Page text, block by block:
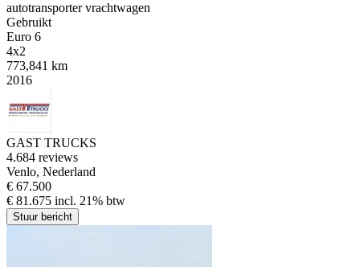
autotransporter vrachtwagen
Gebruikt
Euro 6
4x2
773,841 km
2016
GAST TRUCKS
4.684 reviews
Venlo, Nederland
€ 67.500
€ 81.675 incl. 21% btw
Stuur bericht